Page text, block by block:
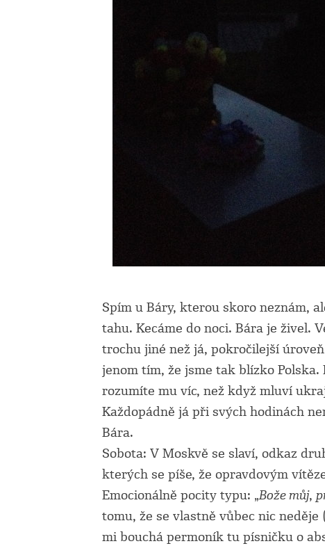
Spím u Báry, kterou skoro neznám,
tahu. Kecáme do noci. Bára je živel.
trochu jiné než já, pokročilejší
jenom tím, že jsme tak blízko
rozumíte mu víc, než když mluví
Každopádně já při svých hodinách
Bára.
Sobota: V Moskvě se slaví, odkaz
kterých se píše, že opravdovým
Emocionálně pocity typu: „Bože můj,
tomu, že se vlastně vůbec nic
mi bouchá permoník tu písničku o